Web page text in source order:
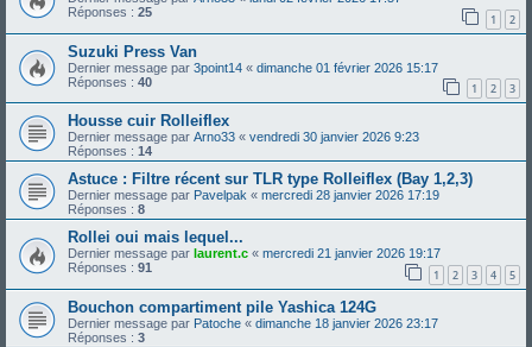
Réponses : 25 1 2
Suzuki Press Van
Dernier message par 3point14 « dimanche 01 février 2026 15:17
Réponses : 40 1 2 3
Housse cuir Rolleiflex
Dernier message par Arno33 « vendredi 30 janvier 2026 9:23
Réponses : 14
Astuce : Filtre récent sur TLR type Rolleiflex (Bay 1,2,3)
Dernier message par Pavelpak « mercredi 28 janvier 2026 17:19
Réponses : 8
Rollei oui mais lequel...
Dernier message par laurent.c « mercredi 21 janvier 2026 19:17
Réponses : 91 1 2 3 4 5
Bouchon compartiment pile Yashica 124G
Dernier message par Patoche « dimanche 18 janvier 2026 23:17
Réponses : 3